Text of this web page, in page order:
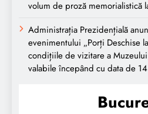
volum de proză memorialistică
Administrația Prezidențială
evenimentului „Porți Deschise
condițiile de vizitare a
valabile începând cu data de